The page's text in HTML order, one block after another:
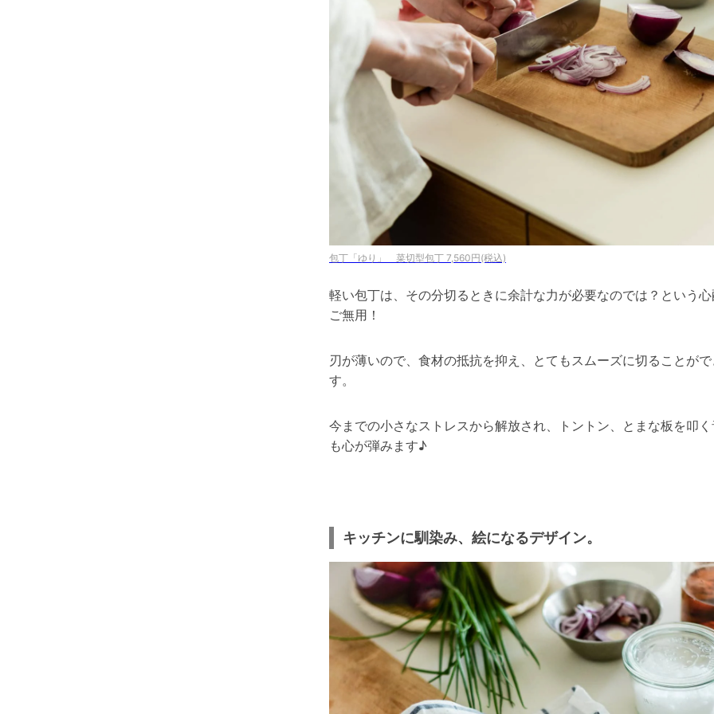
包丁「ゆり」 菜切型包丁 7,560円(税込)
軽い包丁は、その分切るときに余計な力が必要なのでは？という
ご無用！
刃が薄いので、食材の抵抗を抑え、とてもスムーズに切ることが
す。
今までの小さなストレスから解放され、トントン、とまな板を叩
も心が弾みます♪
キッチンに馴染み、絵になるデザイン。